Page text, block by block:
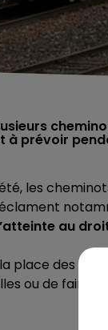
à prévoir
les
au
place des
ou de faire